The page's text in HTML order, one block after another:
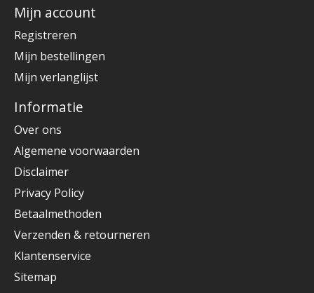
Mijn account
Registreren
Mijn bestellingen
Mijn verlanglijst
Informatie
Over ons
Algemene voorwaarden
Disclaimer
Privacy Policy
Betaalmethoden
Verzenden & retourneren
Klantenservice
Sitemap